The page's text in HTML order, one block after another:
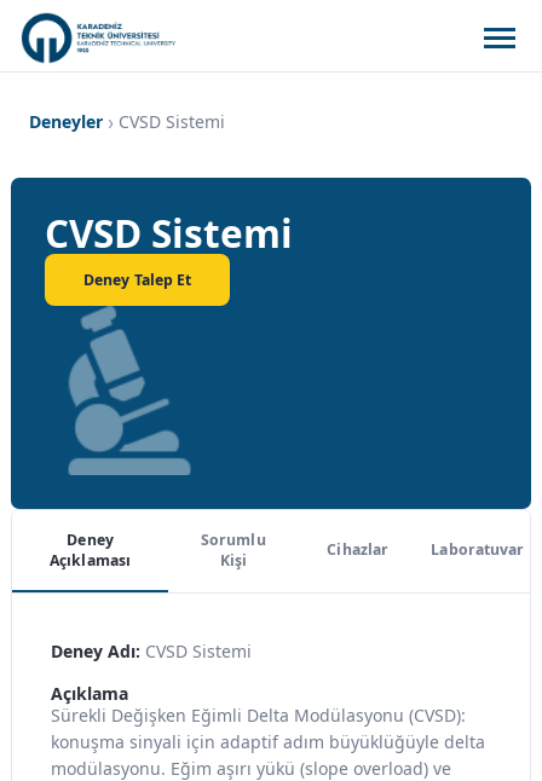
Deneyler CVSD Sistemi
CVSD Sistemi
Deney Talep Et
Deney
Açıklaması
Sorumlu
Kişi
Cihazlar Laboratuvar
Deney Adı: CVSD Sistemi
Açıklama
Sürekli Değişken Eğimli Delta Modülasyonu (CVSD):
konuşma sinyali için adaptif adım büyüklüğüyle delta
modülasyonu. Eğim aşırı yükü (slope overload) ve